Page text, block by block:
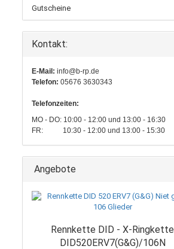
Gutscheine
Kontakt:
E-Mail: info@b-rp.de
Telefon: 05676 3630343
Telefonzeiten:
MO - DO: 10:00 - 12:00 und 13:00 - 16:30
FR: 10:30 - 12:00 und 13:00 - 15:30
Angebote
Rennkette DID - X-Ringkette
DID520ERV7(G&G)/106N